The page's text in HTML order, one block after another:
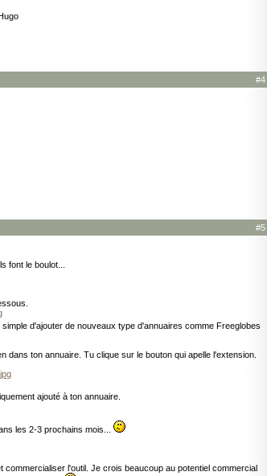
#4
#5
font le boulot...
d'ajouter de nouveaux type d'annuaires comme Freeglobes
ton annuaire. Tu clique sur le bouton qui apelle l'extension.
ajouté à ton annuaire.
les 2-3 prochains mois...
l'outil. Je crois beaucoup au potentiel commercial